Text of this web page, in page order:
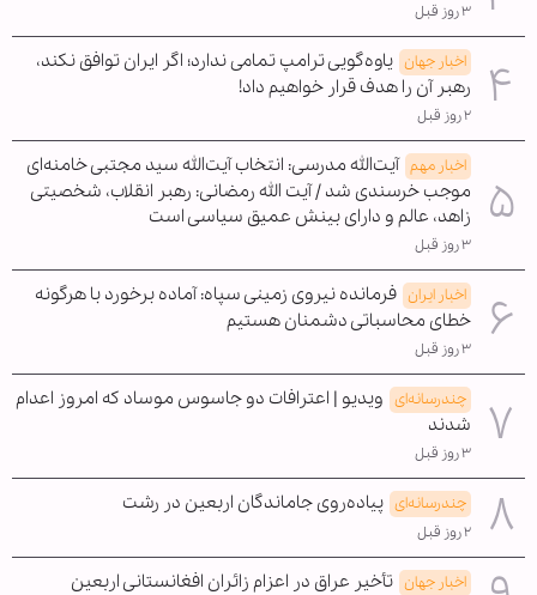
۳ روز قبل
اخبار جهان یاوه‌گویی ترامپ تمامی ندارد؛ اگر ایران توافق نکند،
رهبر آن را هدف قرار خواهیم داد!
۲ روز قبل
اخبار مهم آیت‌الله مدرسی: انتخاب آیت‌الله سید مجتبی خامنه‌ای
موجب خرسندی شد / آیت الله رمضانی: رهبر انقلاب، شخصیتی
زاهد، عالم و دارای بینش عمیق سیاسی است
۳ روز قبل
اخبار ایران فرمانده نیروی زمینی سپاه: آماده برخورد با هرگونه
خطای محاسباتی دشمنان هستیم
۳ روز قبل
چندرسانه‌ای ویدیو | اعترافات دو جاسوس موساد که امروز اعدام
شدند
۳ روز قبل
چندرسانه‌ای پیاده‌روی جاماندگان اربعین در رشت
۲ روز قبل
اخبار جهان تأخیر عراق در اعزام زائران افغانستانی اربعین